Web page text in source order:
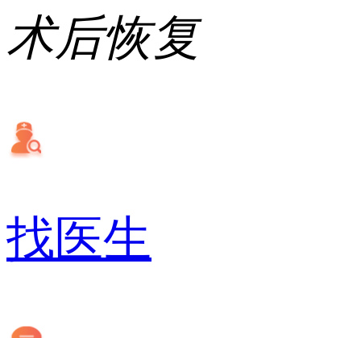
术后恢复
找医生